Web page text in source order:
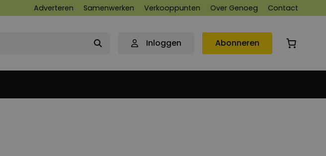
Adverteren Samenwerken Verkooppunten Over Genoeg Contact
Inloggen Abonneren